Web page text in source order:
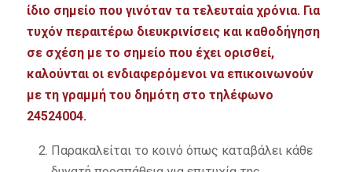
ίδιο σημείο που γινόταν τα τελευταία χρόνια. Για
τυχόν περαιτέρω διευκρινίσεις και καθοδήγηση
σε σχέση με το σημείο που έχει ορισθεί,
καλούνται οι ενδιαφερόμενοι να επικοινωνούν
με τη γραμμή του δημότη στο τηλέφωνο
24524004.
Παρακαλείται το κοινό όπως καταβάλει κάθε